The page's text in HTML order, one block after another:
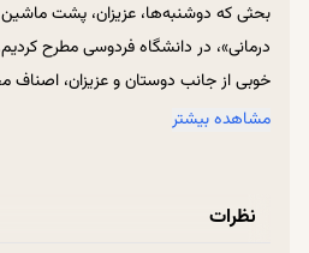
ایمان نافی عقل نیست، مکمل آن است
زندگی با نور ایمان معنا پیدا می‌کند
بحثی که دوشنبه‌ها، عزیزان، پشت
درمانی»، در دانشگاه فردوسی مطرح
خوبی از جانب دوستان و عزیزان،
داشته است؛ واکنش‌های خیلی خوب و
شب یک ساعت باید سخنرانی پیرامونش
مشاهده بیشتر
نظرات